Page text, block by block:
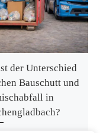
der Unterschied
Bauschutt und
in